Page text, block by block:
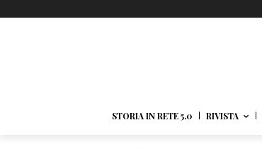
STORIA IN RETE 5.0 RIVISTA